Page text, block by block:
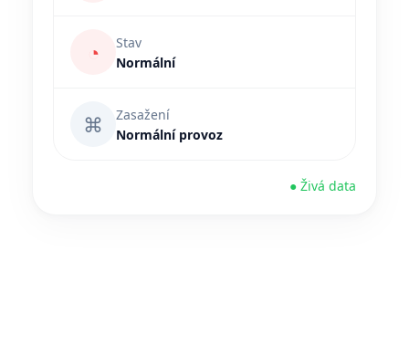
◔
Stav
Normální
⌘
Zasažení
Normální provoz
● Živá data